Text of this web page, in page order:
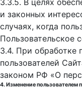
3.3.5. В целях
и законных
случаях, когда
Пользовательское
3.4. При обработке
пользователей
законом РФ «О
4. Изменение пользователем